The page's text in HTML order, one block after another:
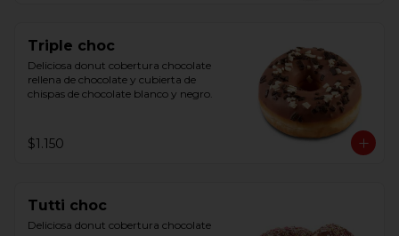
Triple choc
Deliciosa donut cobertura chocolate
rellena de chocolate y cubierta de
chispas de chocolate blanco y negro.
$1.150
Tutti choc
Deliciosa donut cobertura chocolate